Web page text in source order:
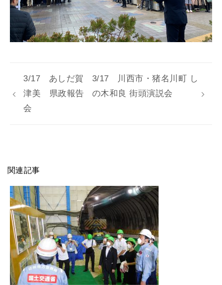
3/17 あしだ賀
津美 県政報告
会
3/17 川西市・猪名川町 し
の木和良 街頭演説会
関連記事